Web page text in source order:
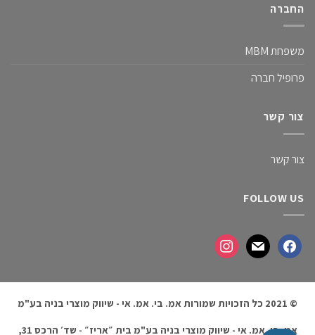
החברה
משפחת MBM
פרופיל חברה
צור קשר
צור קשר
FOLLOW US
© 2021 כל הזכויות שמורות אמ. בי. אמ. אי - שיווק מוצרי בניה בע"מ
אמ. בי. אמ. אי - שיווק מוצרי בניה בע"מ בית ״אריז״ - שד׳ הרכס 31,